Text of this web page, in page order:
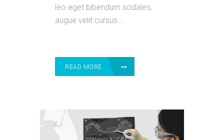
leo eget bibendum sodales,
augue velit cursus...
READ MORE